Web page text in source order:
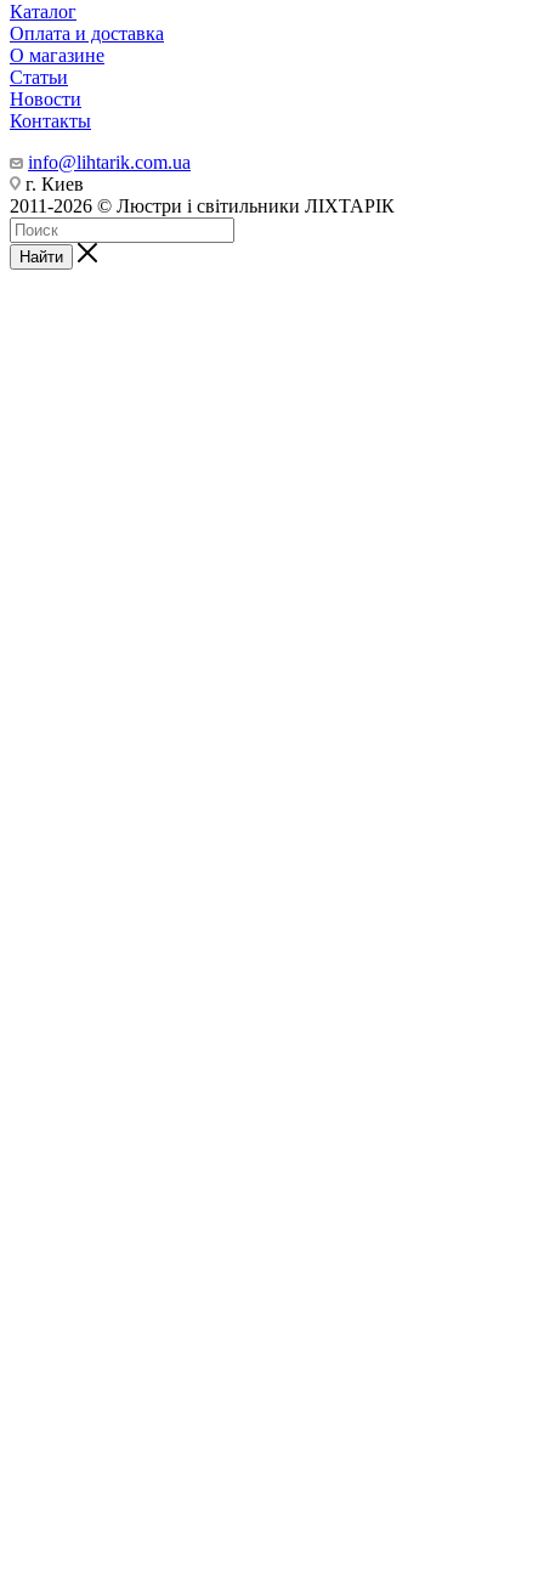
Каталог
Оплата и доставка
О магазине
Статьи
Новости
Контакты
info@lihtarik.com.ua
г. Киев
2011-2026 © Люстри і світильники ЛІХТАРІК
Найти